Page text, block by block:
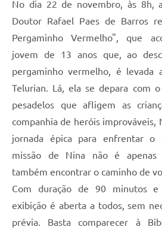
Junta de Serviço Militar
NFSE
No dia 22 de novembro, às 8h,
Doutor Rafael Paes de Barros
Pergaminho Vermelho", que
jovem de 13 anos que, ao
pergaminho vermelho, é levada
Telurian. Lá, ela se depara com
pesadelos que afligem as
companhia de heróis improváveis,
jornada épica para enfrentar o
missão de Nina não é apenas
também encontrar o caminho de
Com duração de 90 minutos e
exibição é aberta a todos, sem
prévia. Basta comparecer à